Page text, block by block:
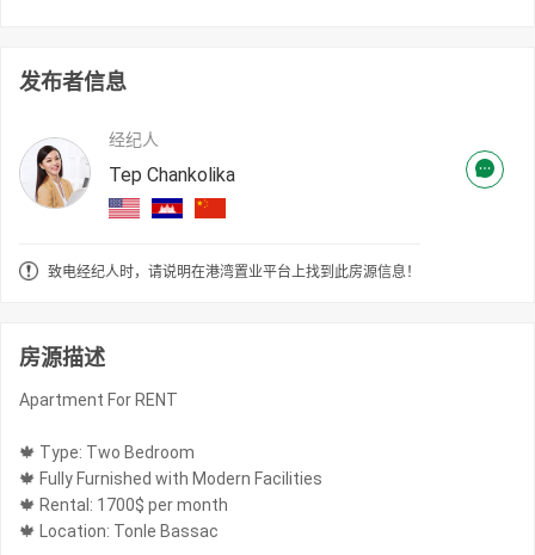
发布者信息
经纪人
Tep Chankolika
致电经纪人时，请说明在港湾置业平台上找到此房源信息！
房源描述
Apartment For RENT
🍁 Type: Two Bedroom
🍁 Fully Furnished with Modern Facilities
🍁 Rental: 1700$ per month
🍁 Location: Tonle Bassac